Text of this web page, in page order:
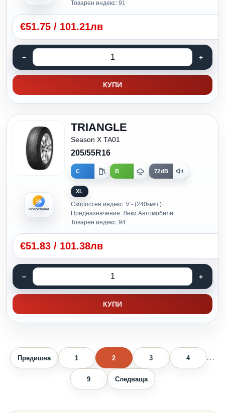
Товарен индекс: 91
€51.75 / 101.21лв
КУПИ
Всесезонни
TRIANGLE
Season X TA01
205/55R16
C B 72dB
XL
Скоростен индекс: V - (240км/ч.)
Предназначение: Леки Автомобили
Товарен индекс: 94
€51.83 / 101.38лв
КУПИ
Предишна 1 2 3 4 ...
9 Следваща